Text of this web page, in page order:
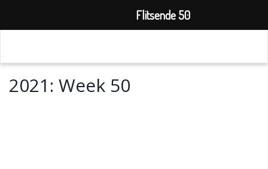
2021: Week 50
Flitsende 50